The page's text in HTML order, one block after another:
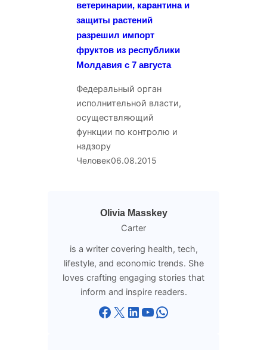
ветеринарии, карантина и
защиты растений
разрешил импорт
фруктов из республики
Молдавия с 7 августа
Федеральный орган
исполнительной власти,
осуществляющий
функции по контролю и
надзору
Человек06.08.2015
Olivia Masskey
Carter
is a writer covering health, tech,
lifestyle, and economic trends. She
loves crafting engaging stories that
inform and inspire readers.
Facebook X LinkedIn YouTube WhatsApp